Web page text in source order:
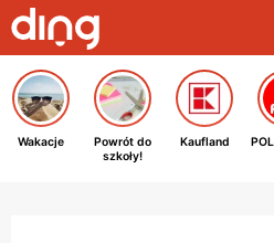
Wakacje
Powrót do
szkoły!
Kaufland